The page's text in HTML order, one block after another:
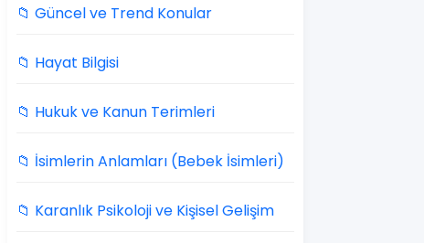
📁 Güncel ve Trend Konular
📁 Hayat Bilgisi
📁 Hukuk ve Kanun Terimleri
📁 İsimlerin Anlamları (Bebek İsimleri)
📁 Karanlık Psikoloji ve Kişisel Gelişim